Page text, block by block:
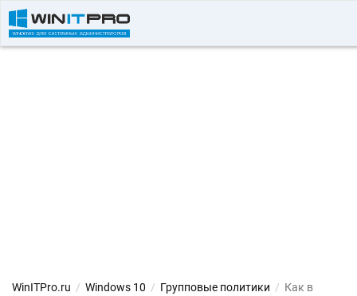
WinITPro.ru / Windows 10 / Групповые политики / Как в